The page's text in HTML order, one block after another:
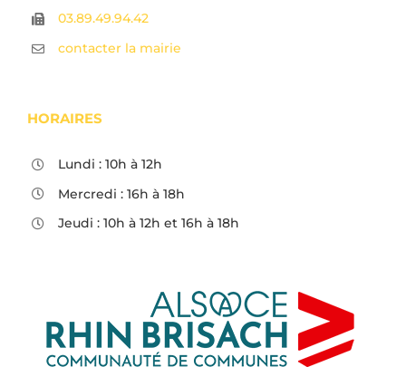
03.89.49.94.42
contacter la mairie
HORAIRES
Lundi : 10h à 12h
Mercredi : 16h à 18h
Jeudi : 10h à 12h et 16h à 18h